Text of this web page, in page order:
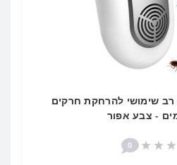
רב שימושי להרחקת חרקים
- צבע אפור
0